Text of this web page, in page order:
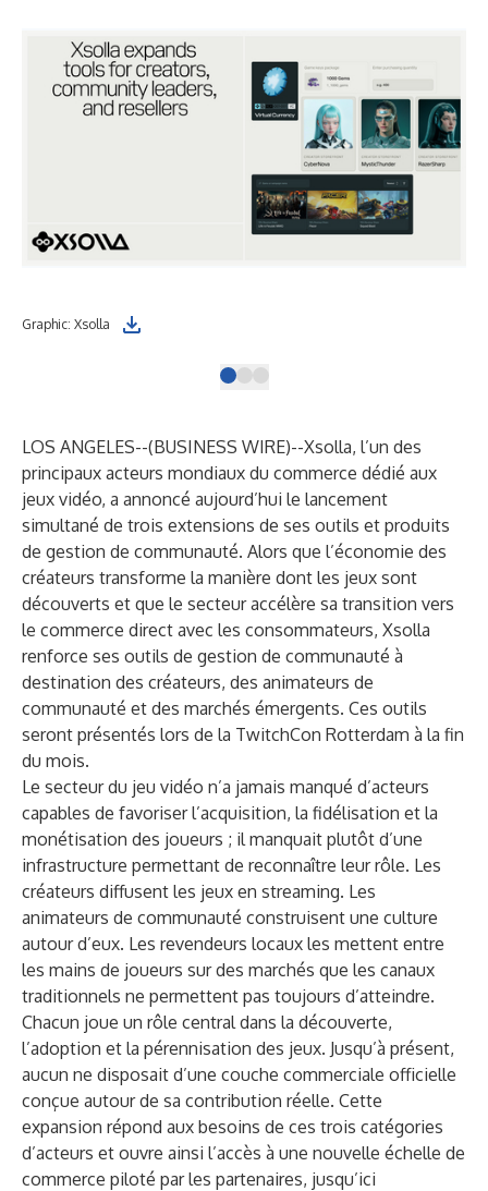
Graphic: Xsolla
LOS ANGELES--(BUSINESS WIRE)--Xsolla, l’un des
principaux acteurs mondiaux du commerce dédié aux
jeux vidéo, a annoncé aujourd’hui le lancement
simultané de trois extensions de ses outils et produits
de gestion de communauté. Alors que l’économie des
créateurs transforme la manière dont les jeux sont
découverts et que le secteur accélère sa transition vers
le commerce direct avec les consommateurs, Xsolla
renforce ses outils de gestion de communauté à
destination des créateurs, des animateurs de
communauté et des marchés émergents. Ces outils
seront présentés lors de la TwitchCon Rotterdam à la fin
du mois.
Le secteur du jeu vidéo n’a jamais manqué d’acteurs
capables de favoriser l’acquisition, la fidélisation et la
monétisation des joueurs ; il manquait plutôt d’une
infrastructure permettant de reconnaître leur rôle. Les
créateurs diffusent les jeux en streaming. Les
animateurs de communauté construisent une culture
autour d’eux. Les revendeurs locaux les mettent entre
les mains de joueurs sur des marchés que les canaux
traditionnels ne permettent pas toujours d’atteindre.
Chacun joue un rôle central dans la découverte,
l’adoption et la pérennisation des jeux. Jusqu’à présent,
aucun ne disposait d’une couche commerciale officielle
conçue autour de sa contribution réelle. Cette
expansion répond aux besoins de ces trois catégories
d’acteurs et ouvre ainsi l’accès à une nouvelle échelle de
commerce piloté par les partenaires, jusqu’ici